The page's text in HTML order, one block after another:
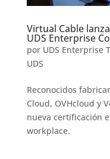
Virtual Cable
UDS Enterprise
por UDS Enterprise
UDS
Reconocidos
Cloud, OVHcloud y
nueva certificación
workplace.